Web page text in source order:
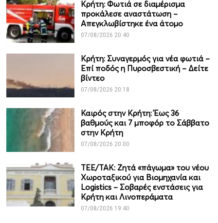
Κρήτη: Φωτιά σε διαμέρισμα
προκάλεσε αναστάτωση –
Απεγκλωβίστηκε ένα άτομο
07/08/2026 20:40
Κρήτη: Συναγερμός για νέα φωτιά –
Επί ποδός η Πυροσβεστική – Δείτε
βίντεο
07/08/2026 20:18
Καιρός στην Κρήτη: Έως 36
βαθμούς και 7 μποφόρ το Σάββατο
στην Κρήτη
07/08/2026 20:00
ΤΕΕ/ΤΑΚ: Ζητά «πάγωμα» του νέου
Χωροταξικού για Βιομηχανία και
Logistics – Σοβαρές ενστάσεις για
Κρήτη και Λινοπεράματα
07/08/2026 19:40